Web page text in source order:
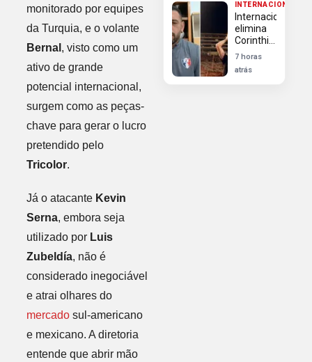
monitorado por equipes
da Turquia, e o volante
Bernal , visto como um
ativo de grande
potencial internacional,
surgem como as peças-
chave para gerar o lucro
pretendido pelo
Tricolor.
Já o atacante Kevin
Serna, embora seja
utilizado por Luis
Zubeldía, não é
considerado inegociável
e atrai olhares do
mercadosul-americano
e mexicano. A diretoria
entende que abrir mão
para
vaga de
Cavani
INTERNACIONAL
Internacional
elimina
Corinthians
na Copa
do Brasil
apesar
7 horas
atrás